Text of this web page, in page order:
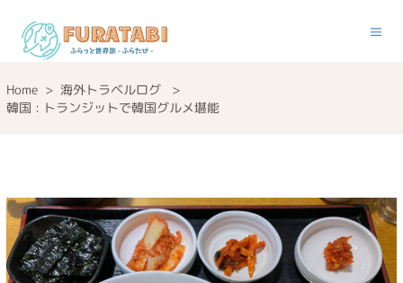
Home> 海外トラベルログ
>
韓国 : トランジットで韓国グルメ堪能